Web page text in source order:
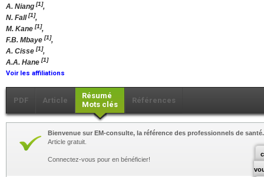
A. Niang [1],
N. Fall[1],
M. Kane [1],
F.B. Mbaye [1],
A. Cisse [1],
A.A. Hane [1]
Voir les affiliations
PDF Article
Résumé
Mots clés
Références
Bienvenue sur EM-consulte, la référence des professionnels de santé.
Article gratuit.
Connectez-vous pour en bénéficier!